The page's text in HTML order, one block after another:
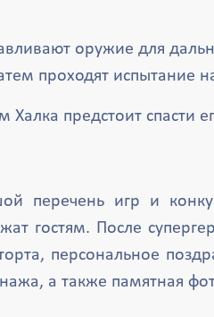
оружие для
проходят испытание
Халка предстоит спасти
перечень игр и
гостям. После
персональное
а также памятная